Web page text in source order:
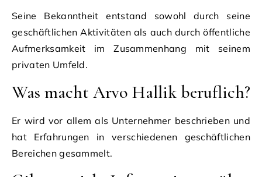
Seine Bekanntheit entstand sowohl durch seine
geschäftlichen Aktivitäten als auch durch öffentliche
Aufmerksamkeit im Zusammenhang mit seinem
privaten Umfeld.
Was macht Arvo Hallik beruflich?
Er wird vor allem als Unternehmer beschrieben und
hat Erfahrungen in verschiedenen geschäftlichen
Bereichen gesammelt.